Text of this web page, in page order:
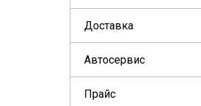
Доставка
Автосервис
Прайс